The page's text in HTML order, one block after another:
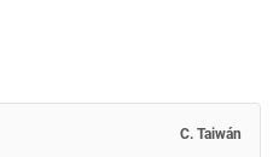
C. Taiwán